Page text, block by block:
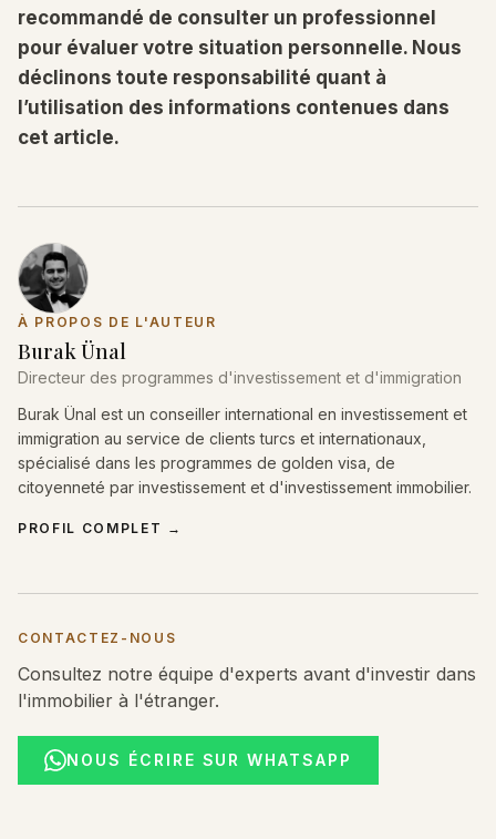
recommandé de consulter un professionnel
pour évaluer votre situation personnelle. Nous
déclinons toute responsabilité quant à
l’utilisation des informations contenues dans
cet article.
À PROPOS DE L'AUTEUR
Burak Ünal
Directeur des programmes d'investissement et d'immigration
Burak Ünal est un conseiller international en investissement et
immigration au service de clients turcs et internationaux,
spécialisé dans les programmes de golden visa, de
citoyenneté par investissement et d'investissement immobilier.
PROFIL COMPLET →
CONTACTEZ-NOUS
Consultez notre équipe d'experts avant d'investir dans
l'immobilier à l'étranger.
NOUS ÉCRIRE SUR WHATSAPP